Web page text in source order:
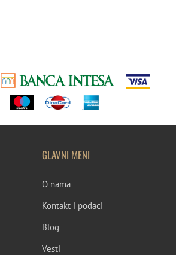
GLAVNI MENI
O nama
Kontakt i podaci
Blog
Vesti